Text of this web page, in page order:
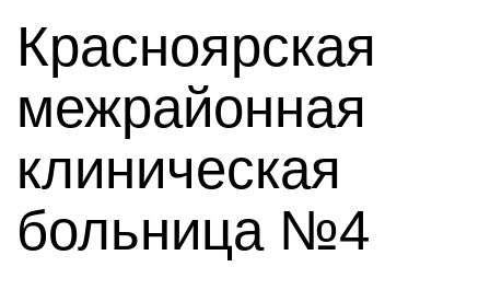
Красноярская
межрайонная
клиническая
больница №4